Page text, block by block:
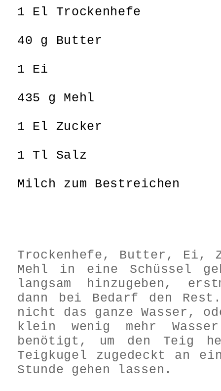
1 El Trockenhefe
40 g Butter
1 Ei
435 g Mehl
1 El Zucker
1 Tl Salz
Milch zum Bestreichen
Trockenhefe, Butter, Ei,
Mehl in eine Schüssel
langsam hinzugeben,
dann bei Bedarf den
nicht das ganze Wasser,
klein wenig mehr
benötigt, um den Teig
Teigkugel zugedeckt an
Stunde gehen lassen.